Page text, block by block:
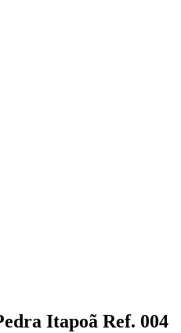
Itapoã Ref. 004